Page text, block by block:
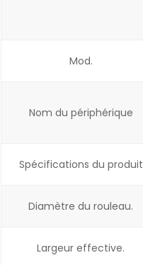
Mod.
Nom du périphérique
Spécifications du produit
Diamètre du rouleau.
Largeur effective.